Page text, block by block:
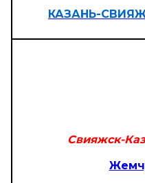
КАЗАНЬ-
Свияжск-